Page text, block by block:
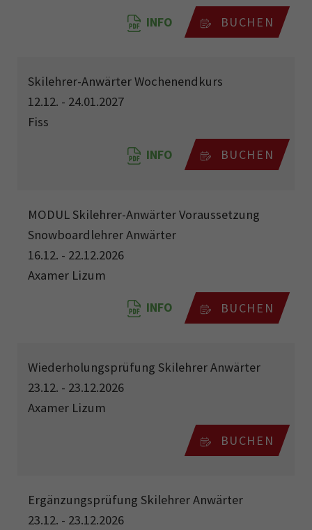
INFO BUCHEN
Skilehrer-Anwärter Wochenendkurs
12.12. - 24.01.2027
Fiss
INFO BUCHEN
MODUL Skilehrer-Anwärter Voraussetzung
Snowboardlehrer Anwärter
16.12. - 22.12.2026
Axamer Lizum
INFO BUCHEN
Wiederholungsprüfung Skilehrer Anwärter
23.12. - 23.12.2026
Axamer Lizum
BUCHEN
Ergänzungsprüfung Skilehrer Anwärter
23.12. - 23.12.2026